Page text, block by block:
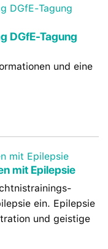
DGfE-Tagung
und eine
mit Epilepsie
ein. Epilepsie
und geistige